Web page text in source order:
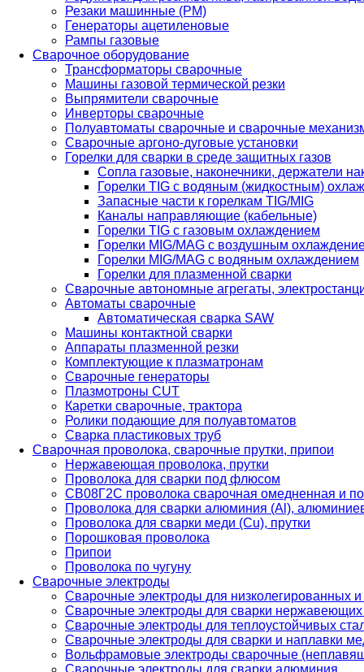
Резаки машинные (РМ)
Генераторы ацетиленовые
Рампы газовые
Сварочное оборудование
Трансформаторы сварочные
Машины газовой термической резки
Выпрямители сварочные
Инверторы сварочные
Полуавтоматы сварочные и сварочные
Сварочные аргоно-дуговые установки
Горелки для сварки в среде защитных газов
Сопла газовые, наконечники, держатели
Горелки TIG с водяным (жидкостным)
Запасные части к горелкам TIG/MIG
Каналы направляющие (кабельные)
Горелки TIG с газовым охлаждением
Горелки MIG/MAG с воздушным
Горелки MIG/MAG с водяным охлаждением
Горелки для плазменной сварки
Сварочные автономные агрегаты,
Автоматы сварочные
Автоматическая сварка SAW
Машины контактной сварки
Аппараты плазменной резки
Комплектующие к плазматронам
Сварочные генераторы
Плазмотроны CUT
Каретки сварочные, трактора
Ролики подающие для полуавтоматов
Сварка пластиковых труб
Сварочная проволока, сварочные прутки, припои
Нержавеющая проволока, прутки
Проволока для сварки под флюсом
СВ08Г2С проволока сварочная омедненная и
Проволока для сварки алюминия (Al),
Проволока для сварки меди (Cu), прутки
Порошковая проволока
Припои
Проволока по чугуну
Сварочные электроды
Сварочные электроды для низколегированных и
Сварочные электроды для сварки
Сварочные электроды для теплоустойчивых
Сварочные электроды для сварки и наплавки
Вольфрамовые электроды сварочные
Сварочные электроды для сварки алюминия